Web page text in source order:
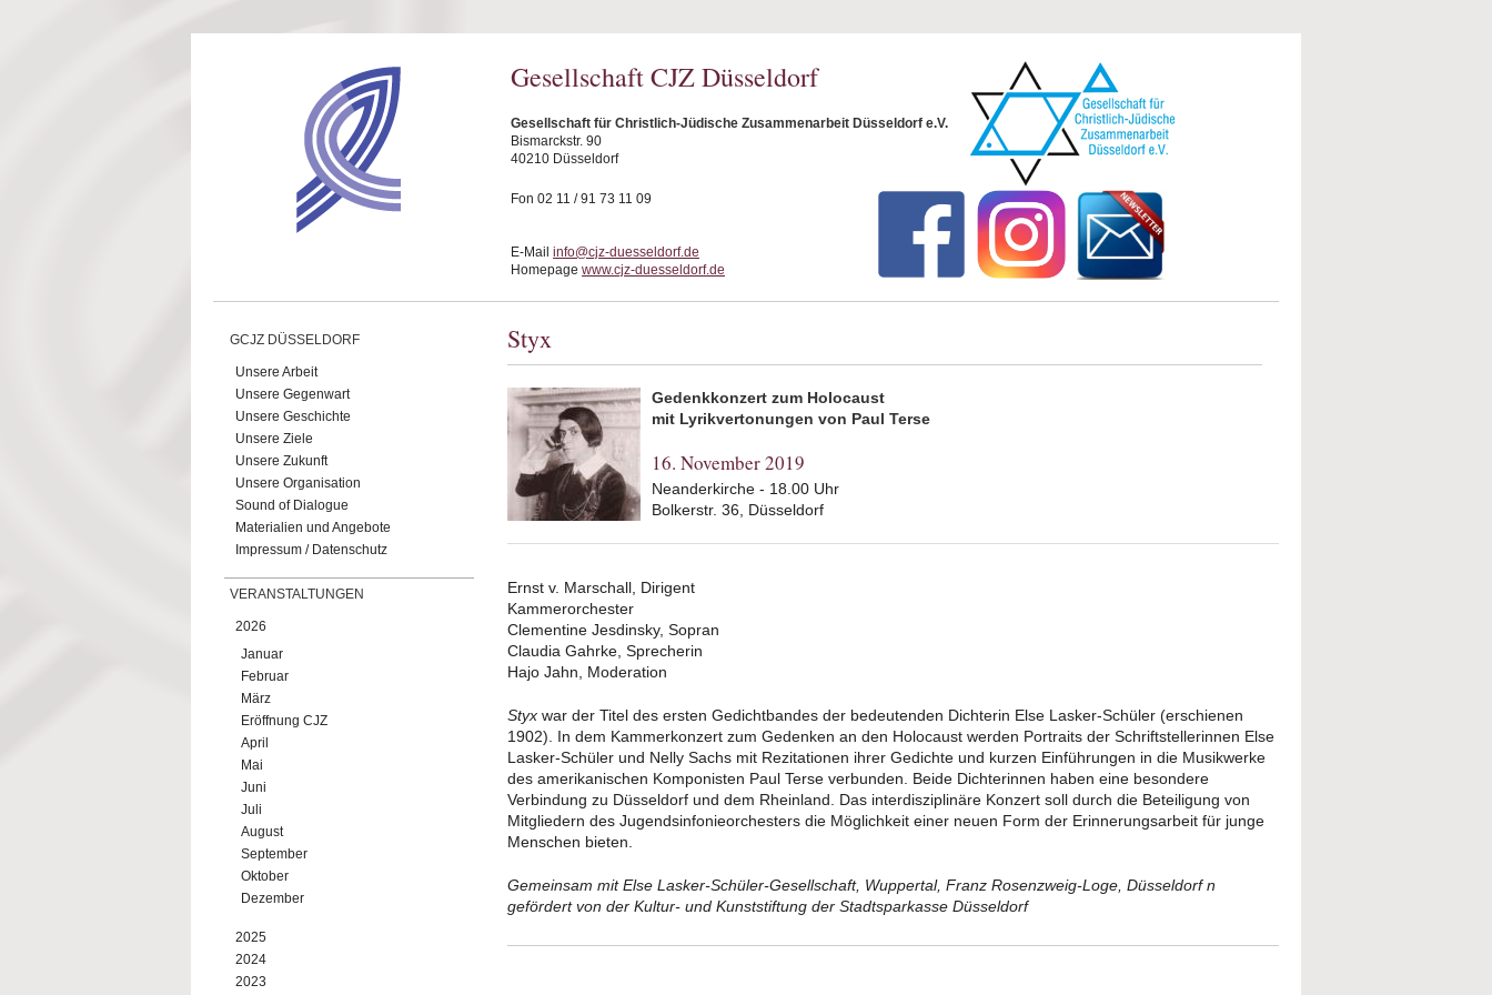
Gesellschaft CJZ Düsseldorf
Gesellschaft für Christlich-Jüdische Zusammenarbeit Düsseldorf e.V.
Bismarckstr. 90
40210 Düsseldorf
Fon 02 11 / 91 73 11 09
E-Mail info@cjz-duesseldorf.de
Homepage www.cjz-duesseldorf.de
GCJZ DÜSSELDORF
Unsere Arbeit
Unsere Gegenwart
Unsere Geschichte
Unsere Ziele
Unsere Zukunft
Unsere Organisation
Sound of Dialogue
Materialien und Angebote
Impressum / Datenschutz
VERANSTALTUNGEN
2026
Januar
Februar
März
Eröffnung CJZ
April
Mai
Juni
Juli
August
September
Oktober
Dezember
2025
2024
2023
Styx
Gedenkkonzert zum Holocaust
mit Lyrikvertonungen von Paul Terse
16. November 2019
Neanderkirche - 18.00 Uhr
Bolkerstr. 36, Düsseldorf
Ernst v. Marschall, Dirigent
Kammerorchester
Clementine Jesdinsky, Sopran
Claudia Gahrke, Sprecherin
Hajo Jahn, Moderation
Styx war der Titel des ersten Gedichtbandes der bedeutenden Dichterin Else Lasker-Schüler (erschienen
1902). In dem Kammerkonzert zum Gedenken an den Holocaust werden Portraits der Schriftstellerinnen Else
Lasker-Schüler und Nelly Sachs mit Rezitationen ihrer Gedichte und kurzen Einführungen in die Musikwerke
des amerikanischen Komponisten Paul Terse verbunden. Beide Dichterinnen haben eine besondere
Verbindung zu Düsseldorf und dem Rheinland. Das interdisziplinäre Konzert soll durch die Beteiligung von
Mitgliedern des Jugendsinfonieorchesters die Möglichkeit einer neuen Form der Erinnerungsarbeit für junge
Menschen bieten.
Gemeinsam mit Else Lasker-Schüler-Gesellschaft, Wuppertal, Franz Rosenzweig-Loge, Düsseldorf n
gefördert von der Kultur- und Kunststiftung der Stadtsparkasse Düsseldorf